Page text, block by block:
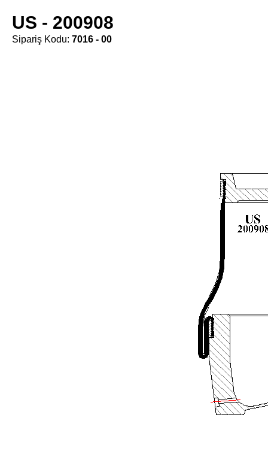
US - 200908
Sipariş Kodu: 7016 - 00